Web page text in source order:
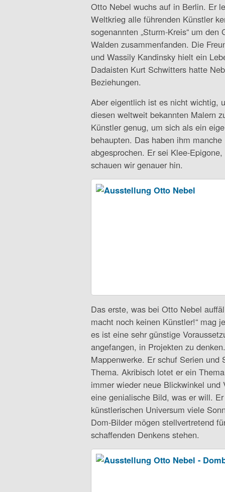
Otto Nebel wuchs auf in Berlin. Er
Weltkrieg alle führenden Künstler
sogenannten „Sturm-Kreis“ um den
Walden zusammenfanden. Die
und Wassily Kandinsky hielt ein
Dadaisten Kurt Schwitters hatte
Beziehungen.
Aber eigentlich ist es nicht wichtig,
diesen weltweit bekannten Malern
Künstler genug, um sich als ein
behaupten. Das haben ihm
abgesprochen. Er sei Klee-
schauen wir genauer hin.
Das erste, was bei Otto Nebel
macht noch keinen Künstler!“ mag
es ist eine sehr günstige
angefangen, in Projekten zu
Mappenwerke. Er schuf Serien und
Thema. Akribisch lotet er ein
immer wieder neue Blickwinkel
eine genialische Bild, was er will.
künstlerischen Universum viele
Dom-Bilder mögen stellvertretend
schaffenden Denkens stehen.